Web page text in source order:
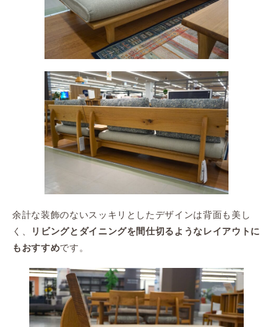
余計な装飾のないスッキリとしたデザインは背面も美し
く、
リビングとダイニングを間仕切るようなレイアウトに
もおすすめです。